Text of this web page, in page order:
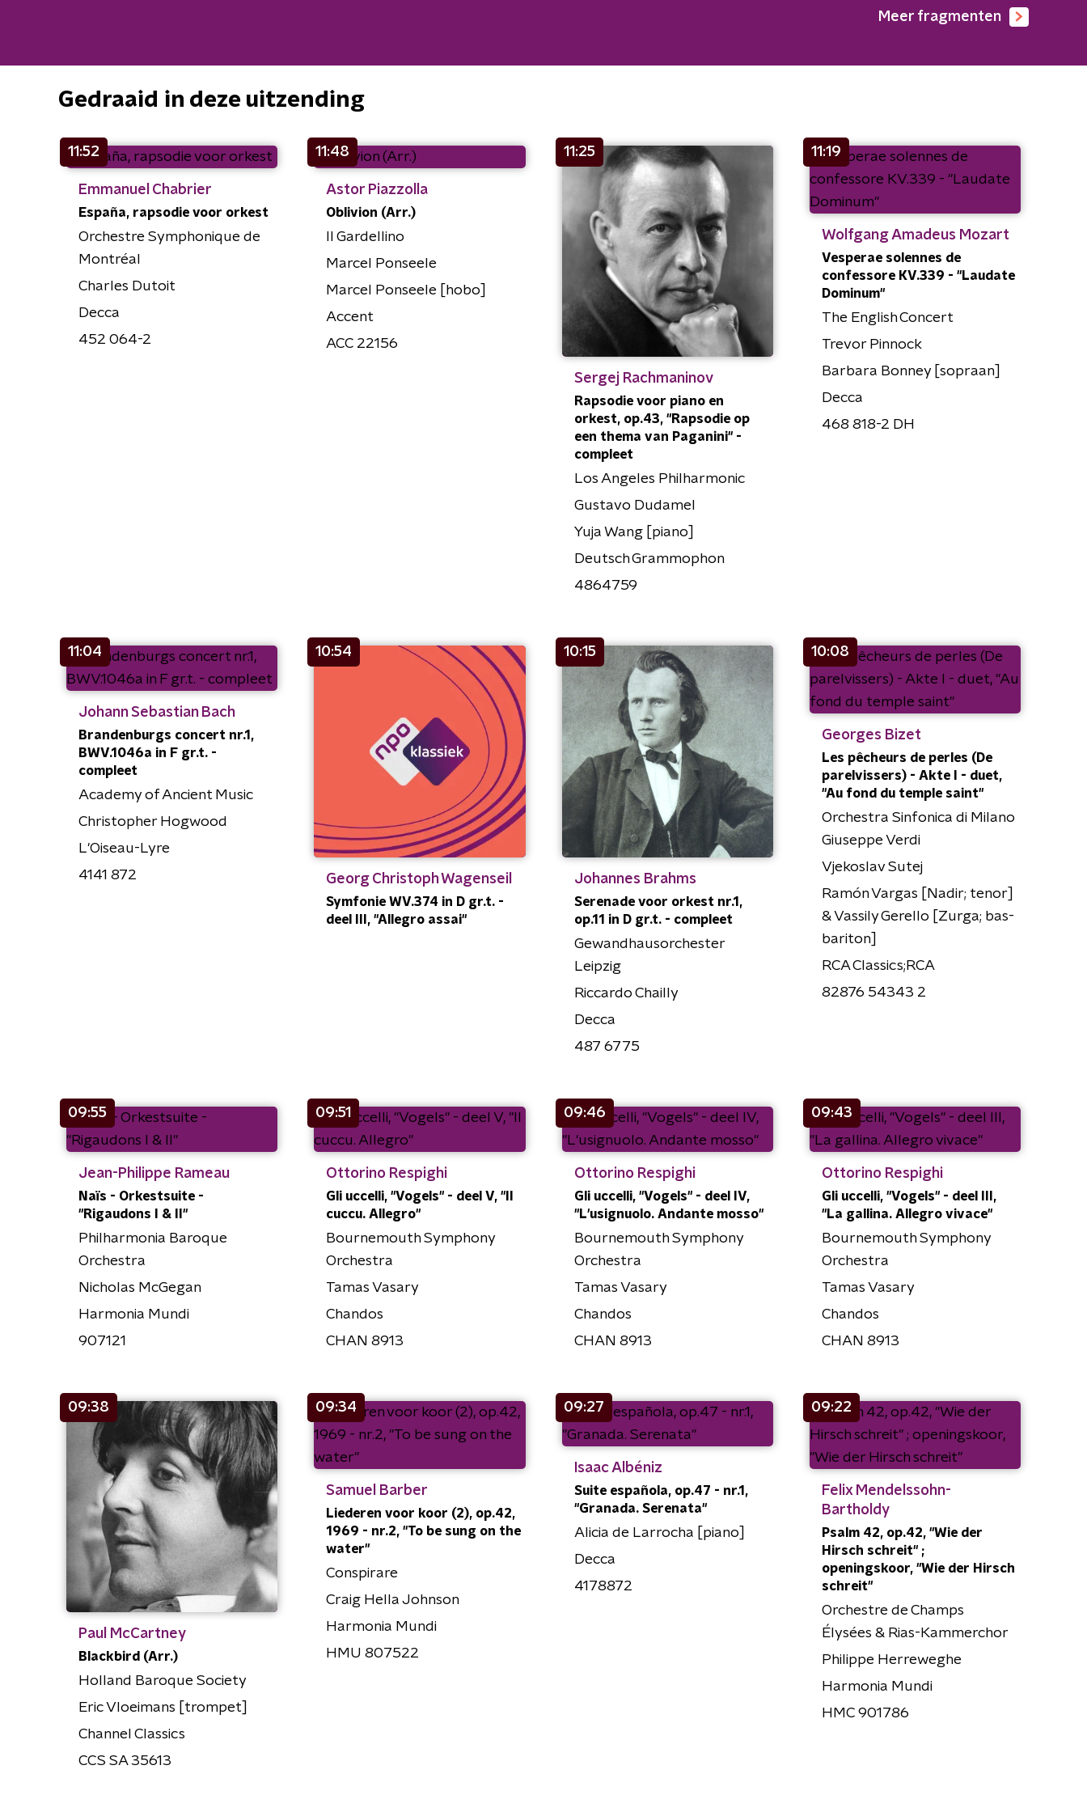
Meer fragmenten
Gedraaid in deze uitzending
11:52
Emmanuel Chabrier
España, rapsodie voor orkest
Orchestre Symphonique de
Montréal
Charles Dutoit
Decca
452 064-2
11:48
Astor Piazzolla
Oblivion (Arr.)
Il Gardellino
Marcel Ponseele
Marcel Ponseele [hobo]
Accent
ACC 22156
11:25
Sergej Rachmaninov
Rapsodie voor piano en
orkest, op.43, "Rapsodie op
een thema van Paganini'' -
compleet
Los Angeles Philharmonic
Gustavo Dudamel
Yuja Wang [piano]
Deutsch Grammophon
4864759
11:19
Wolfgang Amadeus Mozart
Vesperae solennes de
confessore KV.339 - "Laudate
Dominum"
The English Concert
Trevor Pinnock
Barbara Bonney [sopraan]
Decca
468 818-2 DH
11:04
Johann Sebastian Bach
Brandenburgs concert nr.1,
BWV.1046a in F gr.t. -
compleet
Academy of Ancient Music
Christopher Hogwood
L'Oiseau-Lyre
4141 872
10:54
Georg Christoph Wagenseil
Symfonie WV.374 in D gr.t. -
deel III, "Allegro assai"
10:15
Johannes Brahms
Serenade voor orkest nr.1,
op.11 in D gr.t. - compleet
Gewandhausorchester
Leipzig
Riccardo Chailly
Decca
487 6775
10:08
Georges Bizet
Les pêcheurs de perles (De
parelvissers) - Akte I - duet,
"Au fond du temple saint"
Orchestra Sinfonica di Milano
Giuseppe Verdi
Vjekoslav Sutej
Ramón Vargas [Nadir; tenor]
& Vassily Gerello [Zurga; bas-
bariton]
RCA Classics;RCA
82876 54343 2
09:55
Jean-Philippe Rameau
Naïs - Orkestsuite -
"Rigaudons I & II"
Philharmonia Baroque
Orchestra
Nicholas McGegan
Harmonia Mundi
907121
09:51
Ottorino Respighi
Gli uccelli, "Vogels" - deel V, "Il
cuccu. Allegro"
Bournemouth Symphony
Orchestra
Tamas Vasary
Chandos
CHAN 8913
09:46
Ottorino Respighi
Gli uccelli, "Vogels" - deel IV,
"L'usignuolo. Andante mosso"
Bournemouth Symphony
Orchestra
Tamas Vasary
Chandos
CHAN 8913
09:43
Ottorino Respighi
Gli uccelli, "Vogels" - deel III,
"La gallina. Allegro vivace"
Bournemouth Symphony
Orchestra
Tamas Vasary
Chandos
CHAN 8913
09:38
Paul McCartney
Blackbird (Arr.)
Holland Baroque Society
Eric Vloeimans [trompet]
Channel Classics
CCS SA 35613
09:34
Samuel Barber
Liederen voor koor (2), op.42,
1969 - nr.2, "To be sung on the
water"
Conspirare
Craig Hella Johnson
Harmonia Mundi
HMU 807522
09:27
Isaac Albéniz
Suite española, op.47 - nr.1,
"Granada. Serenata"
Alicia de Larrocha [piano]
Decca
4178872
09:22
Felix Mendelssohn-
Bartholdy
Psalm 42, op.42, "Wie der
Hirsch schreit" ;
openingskoor, "Wie der Hirsch
schreit"
Orchestre de Champs
Élysées & Rias-Kammerchor
Philippe Herreweghe
Harmonia Mundi
HMC 901786